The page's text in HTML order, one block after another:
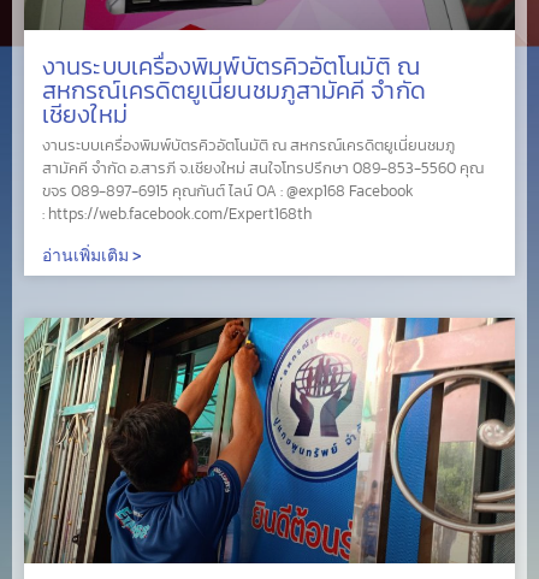
งานระบบเครื่องพิมพ์บัตรคิวอัตโนมัติ ณ
สหกรณ์เครดิตยูเนี่ยนชมภูสามัคคี จำกัด
เชียงใหม่
งานระบบเครื่องพิมพ์บัตรคิวอัตโนมัติ ณ สหกรณ์เครดิตยูเนี่ยนชมภู
สามัคคี จำกัด อ.สารภี จ.เชียงใหม่ สนใจโทรปรึกษา 089-853-5560 คุณ
ขจร 089-897-6915 คุณกันต์ ไลน์ OA : @exp168 Facebook
: https://web.facebook.com/Expert168th
อ่านเพิ่มเติม >